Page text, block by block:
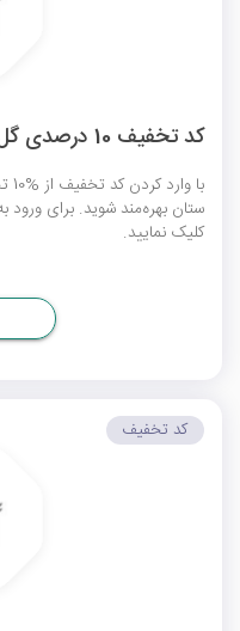
کد تخفیف 10 درصدی گل ستان
ستان بهره‌مند شوید. برای
کلیک نمایید.
کد تخفیف